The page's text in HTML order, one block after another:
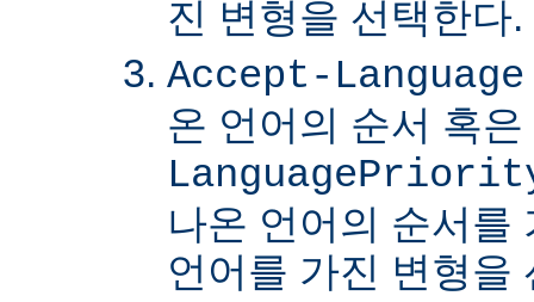
진 변형을 선택한다.
Accept-Language
온 언어의 순서 혹은
나온 언어의 순서를
언어를 가진 변형을